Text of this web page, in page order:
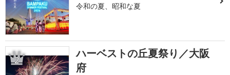
令和の夏、昭和な夏
2
ハーベストの丘夏祭り／大阪
府